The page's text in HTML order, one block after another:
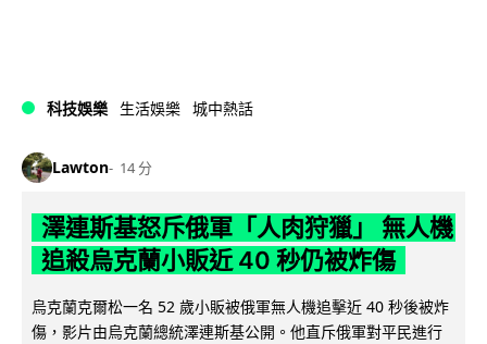
科技娛樂 生活娛樂 城中熱話
Lawton 14 分
澤連斯基怒斥俄軍「人肉狩獵」 無人機
追殺烏克蘭小販近 40 秒仍被炸傷
烏克蘭克爾松一名 52 歲小販被俄軍無人機追擊近 40 秒後被炸
傷，影片由烏克蘭總統澤連斯基公開。他直斥俄軍對平民進行